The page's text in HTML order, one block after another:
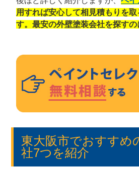
用すれば安心して相見積もりを取
す。最安の外壁塗装会社を探すの
東大阪市でおすすめ
社7つを紹介